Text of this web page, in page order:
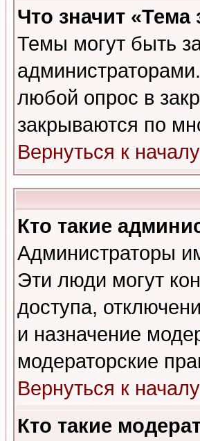
Что значит «Тема
Темы могут быть
любой опрос в
закрываются по
Вернуться к началу
Кто такие
Администраторы
Эти люди могут
доступа,
и назначение
модераторские
Вернуться к началу
Кто такие